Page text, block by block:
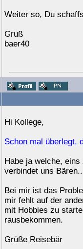
Weiter so, Du
Gruß
baer40
Hi Kollege,
Schon mal überlegt,
Habe ja welche,
verbindet uns
Bei mir ist das
mir fehlt auf der
mit Hobbies zu
rausbekommen.
Grüße Reisebär